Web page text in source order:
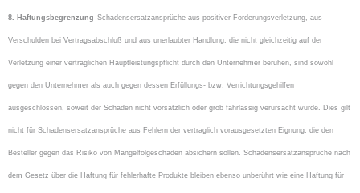
8. Haftungsbegrenzung Schadensersatzansprüche aus positiver Forderungsverletzung, aus
Verschulden bei Vertragsabschluß und aus unerlaubter Handlung, die nicht gleichzeitig auf der
Verletzung einer vertraglichen Hauptleistungspflicht durch den Unternehmer beruhen, sind sowohl
gegen den Unternehmer als auch gegen dessen Erfüllungs- bzw. Verrichtungsgehilfen
ausgeschlossen, soweit der Schaden nicht vorsätzlich oder grob fahrlässig verursacht wurde. Dies gilt
nicht für Schadensersatzansprüche aus Fehlern der vertraglich vorausgesetzten Eignung, die den
Besteller gegen das Risiko von Mangelfolgeschäden absichern sollen. Schadensersatzansprüche nach
dem Gesetz über die Haftung für fehlerhafte Produkte bleiben ebenso unberührt wie eine Haftung für